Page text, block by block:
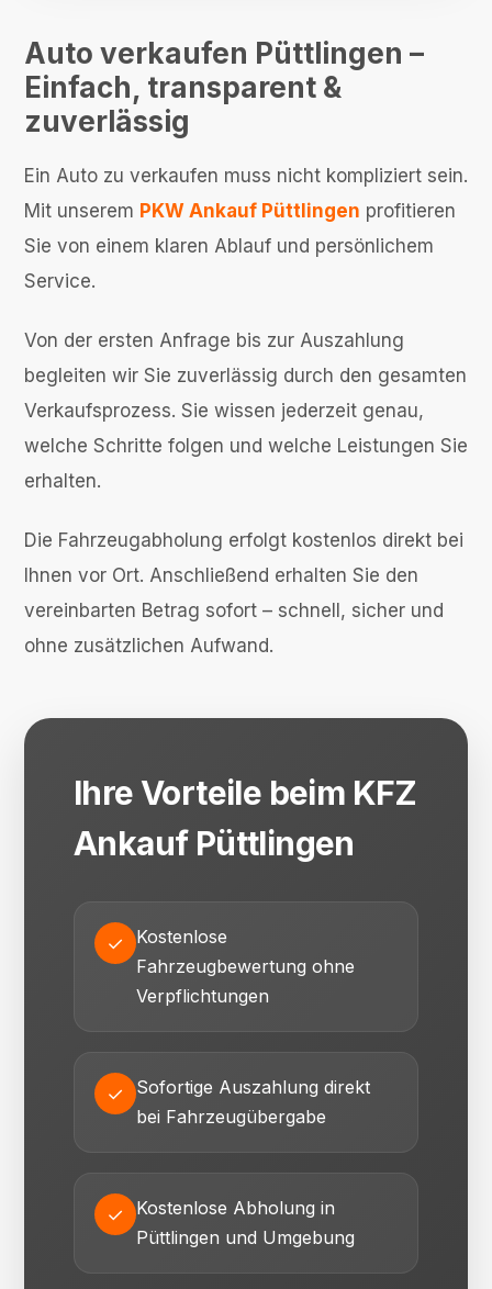
Auto verkaufen Püttlingen –
Einfach, transparent &
zuverlässig
Ein Auto zu verkaufen muss nicht kompliziert sein.
Mit unserem PKW Ankauf Püttlingen profitieren
Sie von einem klaren Ablauf und persönlichem
Service.
Von der ersten Anfrage bis zur Auszahlung
begleiten wir Sie zuverlässig durch den gesamten
Verkaufsprozess. Sie wissen jederzeit genau,
welche Schritte folgen und welche Leistungen Sie
erhalten.
Die Fahrzeugabholung erfolgt kostenlos direkt bei
Ihnen vor Ort. Anschließend erhalten Sie den
vereinbarten Betrag sofort – schnell, sicher und
ohne zusätzlichen Aufwand.
Ihre Vorteile beim KFZ
Ankauf Püttlingen
✓
Kostenlose
Fahrzeugbewertung ohne
Verpflichtungen
✓
Sofortige Auszahlung direkt
bei Fahrzeugübergabe
✓
Kostenlose Abholung in
Püttlingen und Umgebung